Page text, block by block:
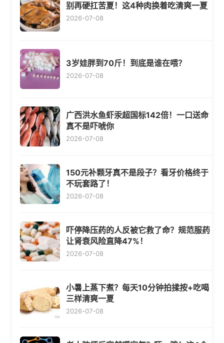
别再硬扛苦夏！这4种肉换着吃清爽一夏
2026-07-08
3岁娃胖到70斤！到底是谁在喂？
2026-07-08
广西洪水鱼虾汞超国标142倍！一口送命
真不是吓唬你
2026-07-08
150元补颗牙真不是段子？看牙价格终于
不玩套路了！
2026-07-08
吓停降压药的人反被它救了命？规范服药
让肾衰风险直降47%！
2026-07-08
小暑上蒸下煮？每天10分钟拍揉按+吃喝
三样清爽一夏
2026-07-08